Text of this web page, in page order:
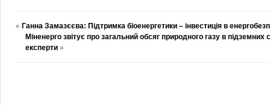
« Ганна Замазєєва: Підтримка біоенергетики – інвестиція в
Міненерго звітує про загальний обсяг природного газу в
експерти »